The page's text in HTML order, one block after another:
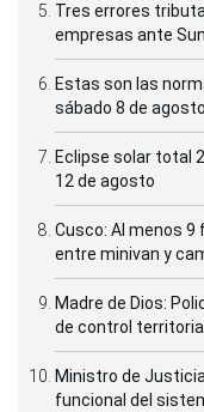
Tres errores
empresas ante
Estas son las
sábado 8 de
Eclipse solar total
12 de agosto
Cusco: Al menos
entre minivan y
Madre de Dios:
de control
Ministro de
funcional del